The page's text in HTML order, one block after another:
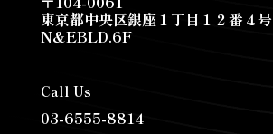
東京都中央区銀座１丁目１２番４号
N&EBLD.6F
Call Us
03-6555-8814